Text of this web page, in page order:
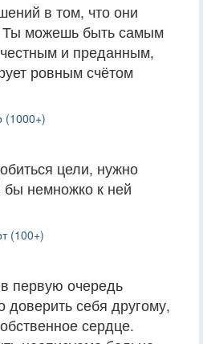
в том, что они
Ты можешь быть самым
и преданным,
ровным счётом
(1000+)
цели, нужно
немножко к ней
(100+)
первую очередь
доверить себя другому,
сердце.